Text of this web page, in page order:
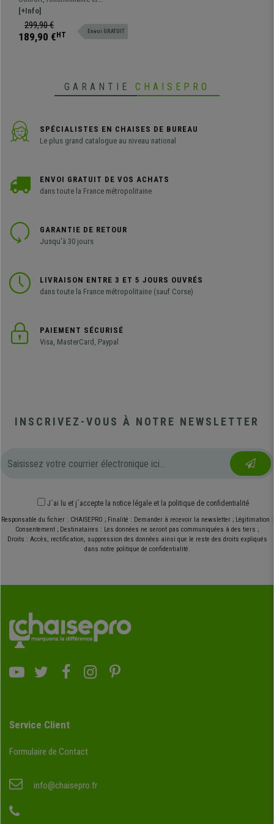
Accoudoirs Ajustables,
Grand Rembourrage, Gris
robustesse à un prix imbattable.
Ce magnifique modèle offre des
prestations excellentes au
[+Info]
299,90 €
189,90 € HT Envoi GRATUIT
GARANTIE CHAISEPRO
SPÉCIALISTES EN CHAISES DE BUREAU
Le plus grand catalogue au niveau national
ENVOI GRATUIT DE VOS ACHATS
dans toute la France métropolitaine
GARANTIE DE RETOUR
Jusqu'à 30 jours
LIVRAISON ENTRE 3 ET 5 JOURS OUVRÉS
dans toute la France métropolitaine (sauf Corse)
PAIEMENT SÉCURISÉ
Visa, MasterCard, Paypal
INSCRIVEZ-VOUS À NOTRE NEWSLETTER
J´ai lu et j´accepte la notice légale et la politique de confidentialité
Responsable du fichier : CHAISEPRO ; Finalité : Demander à recevoir la newsletter ; Légitimation :
Consentement ; Destinataires : Les données ne seront pas communiquées à des tiers ;
Droits : Accès, rectification, suppression des données ainsi que le reste des droits expliqués
dans notre politique de confidentialité.
Service Client
Formulaire de Contact
info@chaisepro.fr